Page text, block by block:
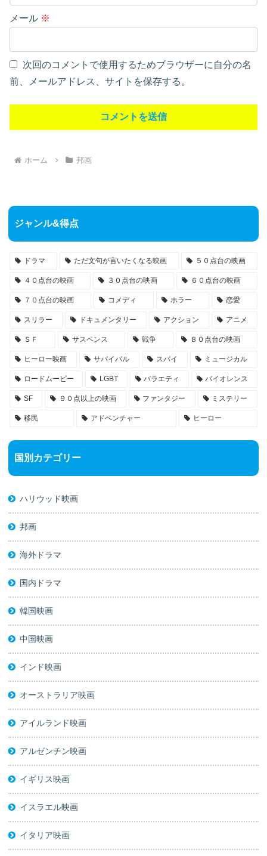
メール ※
次回のコメントで使用するためブラウザーに自分の名
前、メールアドレス、サイトを保存する。
ホーム 邦画
ジャンル&得点
ドラマ ただ文句が言いたくなる映画 ５０点台の映画
４０点台の映画 ３０点台の映画 ６０点台の映画
７０点台の映画 コメディ ホラー 恋愛
スリラー ドキュメンタリー アクション アニメ
ＳＦ サスペンス 戦争 ８０点台の映画
ヒーロー映画 サバイバル スパイ ミュージカル
ロードムービー LGBT バラエティ バイオレンス
SF ９０点以上の映画 ファンタジー ミステリー
移民 アドベンチャー ヒーロー
国別カテゴリー
ハリウッド映画
邦画
海外ドラマ
国内ドラマ
韓国映画
中国映画
インド映画
オーストラリア映画
アイルランド映画
アルゼンチン映画
イギリス映画
イスラエル映画
イタリア映画